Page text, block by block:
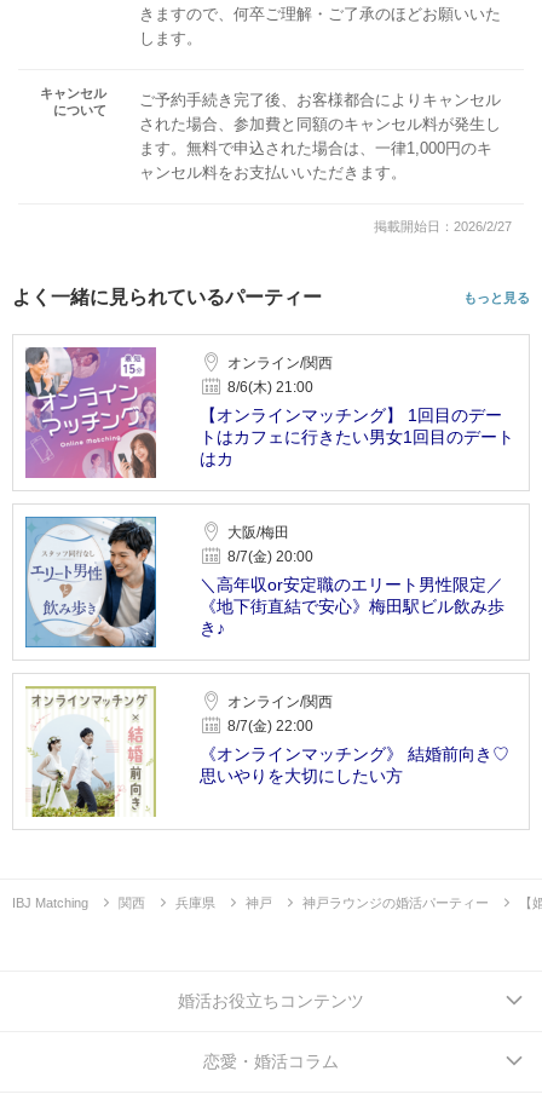
きますので、何卒ご理解・ご了承のほどお願いいた
します。
キャンセル
について
ご予約手続き完了後、お客様都合によりキャンセル
された場合、参加費と同額のキャンセル料が発生し
ます。無料で申込された場合は、一律1,000円のキ
ャンセル料をお支払いいただきます。
掲載開始日：2026/2/27
よく一緒に見られているパーティー もっと見る
オンライン/関西
8/6(木) 21:00
【オンラインマッチング】 1回目のデー
トはカフェに行きたい男女1回目のデート
はカ
大阪/梅田
8/7(金) 20:00
＼高年収or安定職のエリート男性限定／
《地下街直結で安心》梅田駅ビル飲み歩
き♪
オンライン/関西
8/7(金) 22:00
《オンラインマッチング》 結婚前向き♡
思いやりを大切にしたい方
IBJ Matching 関西 兵庫県 神戸 神戸ラウンジの婚活パーティー 【
婚活お役立ちコンテンツ
恋愛・婚活コラム